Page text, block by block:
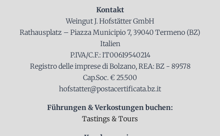
Kontakt
Weingut J. Hofstätter GmbH
Rathausplatz – Piazza Municipio 7, 39040 Termeno (BZ)
Italien
P.IVA/C.F.: IT00619540214
Registro delle imprese di Bolzano, REA: BZ - 89578
Cap.Soc. € 25.500
hofstatter@postacertificata.bz.it
Führungen & Verkostungen buchen:
Tastings & Tours